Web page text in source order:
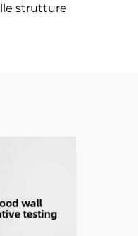
strutture